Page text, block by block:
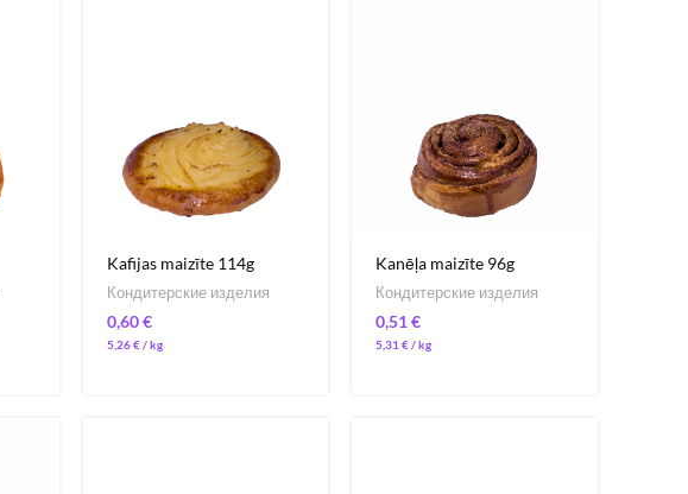
Kafijas maizīte 114g
Кондитерские изделия
€
5,26€/
Kanēļa maizīte 96g
Кондитерские изделия
€
5,31€/